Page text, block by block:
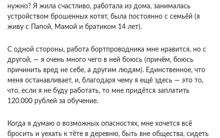
нужно? Я жила счастливо, работала из дома, занималась
устройством брошенных котят, была постоянно с семьёй (я
живу с Папой, Мамой и братиком 14 лет).
С одной стороны, работа бортпроводника мне нравится, но с
другой, — я очень много чего в ней боюсь (причём, боюсь
причинить вред не себе, а другим людям). Единственное, что
меня останавливает, и, благодаря чему я ещё здесь — это то,
что, если я не буду работать, то мне придётся заплатить
120.000 рублей за обучение.
Когда я думаю о возможных опасностях, мне хочется всё
бросить и уехать к тёте в деревню, быть вне общества, сидеть